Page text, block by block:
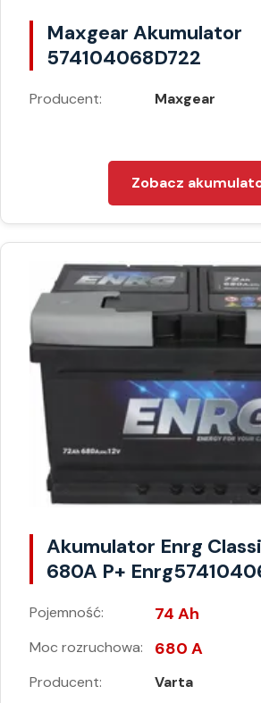
Maxgear Akumulator
574104068D722
Producent: Maxgear
Zobacz
Akumulator Enrg
680A P+
Pojemność: 74 Ah
Moc rozruchowa: 680 A
Producent: Varta